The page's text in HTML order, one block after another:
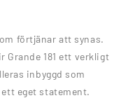
förtjänar att synas.
181 ett verkligt
inbyggd som
eget statement.